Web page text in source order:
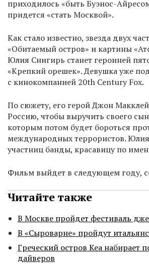
приходилось «быть Буэнос-
придется «стать Москвой».
Как стало известно, звезда двух
«Обитаемый остров» и картины
Юлия Снигирь станет героиней
«Крепкий орешек». Девушка уже
с кинокомпанией 20th Century Fox.
По сюжету, его герой Джон
Россию, чтобы выручить своего
которым потом будет бороться
международных террористов.
участниц банды, красавицу по
Фильм выйдет в следующем году,
Читайте также
В Москве пройдет фестиваль
В «Сыроварне» пройдут
Греческий остров Кеа набирает
дайверов